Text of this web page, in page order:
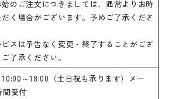
のご注文につきましては、通常よりお時
く場合がございます。予めご了承くださ
スは予告なく変更・終了することがござ
了承ください。
～18:00（土日祝も承ります）メー
間受付